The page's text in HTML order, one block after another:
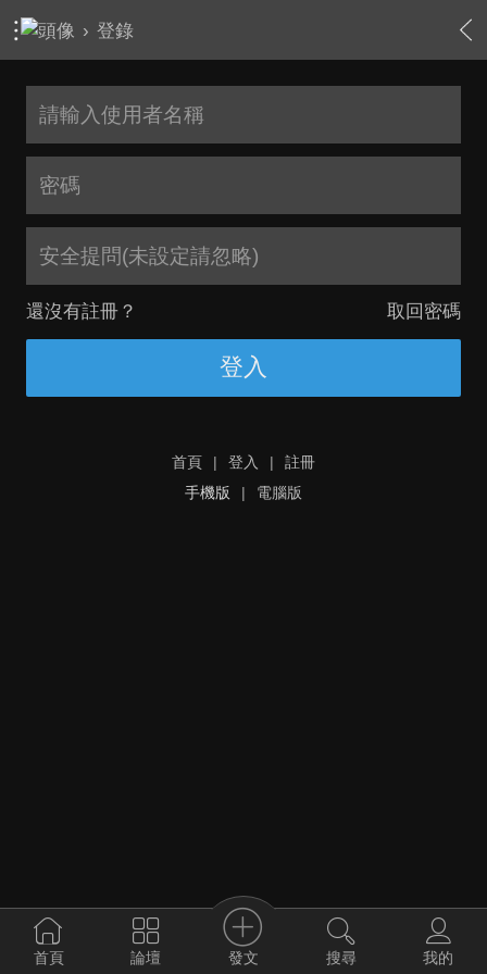
› 登錄
安全提問(未設定請忽略)
還沒有註冊？ 取回密碼
登入
首頁 | 登入 |
註冊
手機版
| 電腦版
首頁 論壇 發文 搜尋 我的